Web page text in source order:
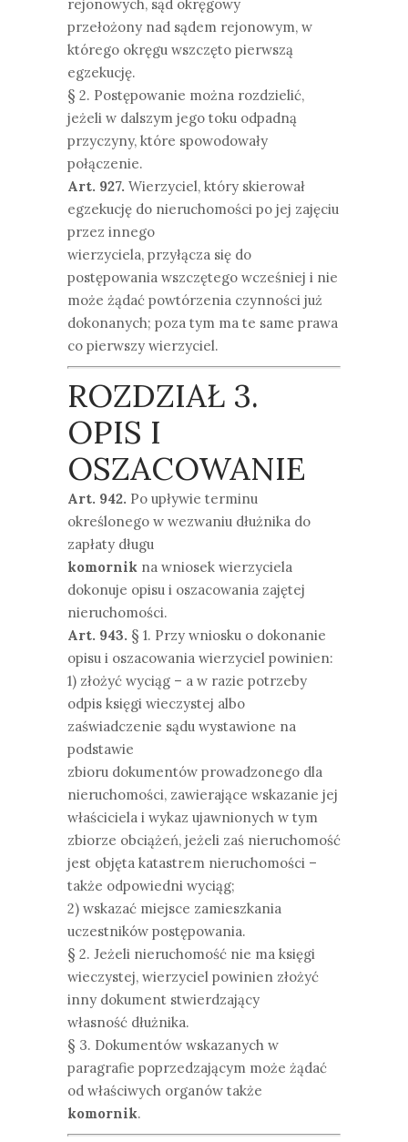
rejonowych, sąd okręgowy
przełożony nad sądem rejonowym, w
którego okręgu wszczęto pierwszą
egzekucję.
§ 2. Postępowanie można rozdzielić,
jeżeli w dalszym jego toku odpadną
przyczyny, które spowodowały
połączenie.
Art. 927. Wierzyciel, który skierował
egzekucję do nieruchomości po jej zajęciu
przez innego
wierzyciela, przyłącza się do
postępowania wszczętego wcześniej i nie
może żądać powtórzenia czynności już
dokonanych; poza tym ma te same prawa
co pierwszy wierzyciel.
ROZDZIAŁ 3.
OPIS I
OSZACOWANIE
Art. 942. Po upływie terminu
określonego w wezwaniu dłużnika do
zapłaty długu
komornik na wniosek wierzyciela
dokonuje opisu i oszacowania zajętej
nieruchomości.
Art. 943. § 1. Przy wniosku o dokonanie
opisu i oszacowania wierzyciel powinien:
1) złożyć wyciąg – a w razie potrzeby
odpis księgi wieczystej albo
zaświadczenie sądu wystawione na
podstawie
zbioru dokumentów prowadzonego dla
nieruchomości, zawierające wskazanie jej
właściciela i wykaz ujawnionych w tym
zbiorze obciążeń, jeżeli zaś nieruchomość
jest objęta katastrem nieruchomości –
także odpowiedni wyciąg;
2) wskazać miejsce zamieszkania
uczestników postępowania.
§ 2. Jeżeli nieruchomość nie ma księgi
wieczystej, wierzyciel powinien złożyć
inny dokument stwierdzający
własność dłużnika.
§ 3. Dokumentów wskazanych w
paragrafie poprzedzającym może żądać
od właściwych organów także
komornik.